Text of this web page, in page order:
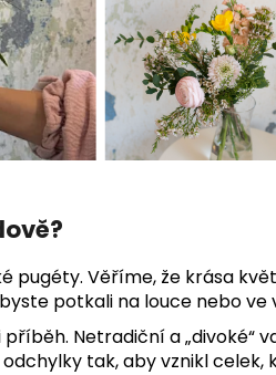
pugéty. Věříme, že krása
potkali na louce nebo ve
Netradiční a „divoké“
tak, aby vznikl